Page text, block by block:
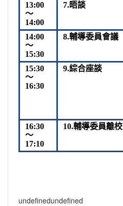
13:00
～
14:00
7.晤談
14:00
～
15:30
8.輔導委員會議
15:30
～
16:30
9.綜合座談
16:30
～
17:10
10.輔導委員離校
undefinedundefined